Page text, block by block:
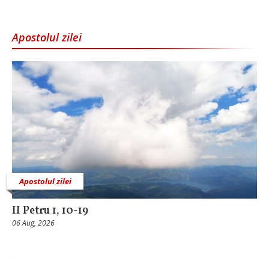
Apostolul zilei
Apostolul zilei
II Petru 1, 10-19
06 Aug, 2026